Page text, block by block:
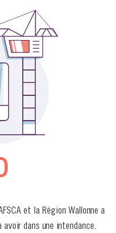
et la Région Wallonne a
dans une intendance.